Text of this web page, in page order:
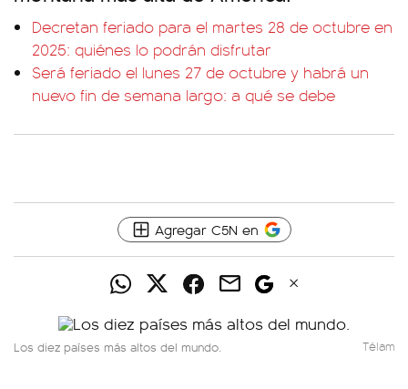
Decretan feriado para el martes 28 de octubre en
2025: quiénes lo podrán disfrutar
Será feriado el lunes 27 de octubre y habrá un
nuevo fin de semana largo: a qué se debe
Agregar C5N en
Los diez países más altos del mundo. Télam